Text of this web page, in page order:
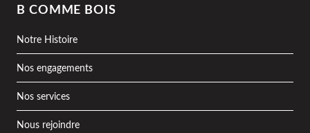
B COMME BOIS
Notre Histoire
Nos engagements
Nos services
Nous rejoindre